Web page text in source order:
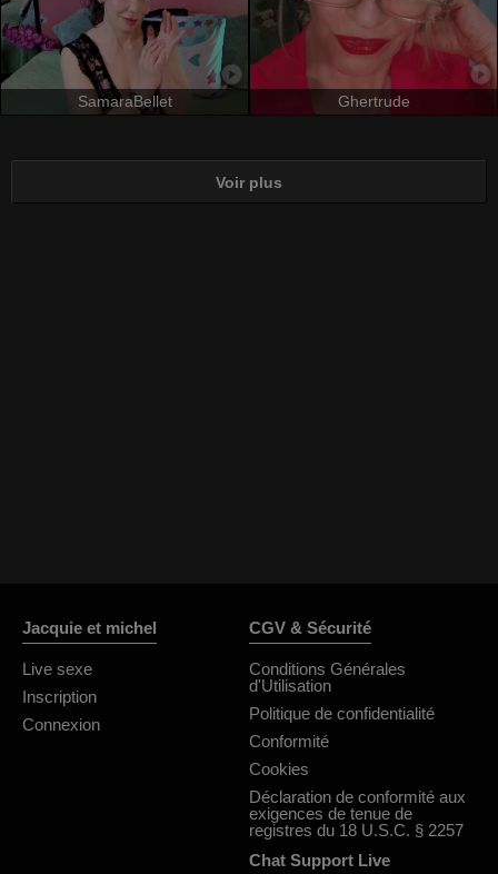
SamaraBellet Ghertrude
Voir plus
Jacquie et michel
Live sexe
Inscription
Connexion
CGV & Sécurité
Conditions Générales
d'Utilisation
Politique de confidentialité
Conformité
Cookies
Déclaration de conformité aux
exigences de tenue de
registres du 18 U.S.C. § 2257
Chat Support Live